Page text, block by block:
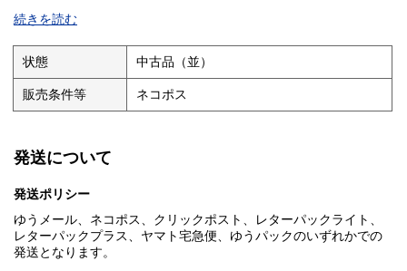
■I■注意事項■I■
クリーニングしておりません。ホコリや汚れは現状になります。
基本的にお振込を確認した翌日発送となりますが、土・日・祝日
お問い合わせの回答は当日に回答出来ない場合があり、翌日が
■I■キャンセル・返品について■I■
商品説明や注意事項に記載している内容に関する返品や返金には
一切お応え出来ません。
■I■落札後の取引について■I■
基本的にお振込を確認した翌日発送となりますが、土・日・祝日
続きを読む
状態 中古品（並）
販売条件等 ネコポス
発送について
発送ポリシー
ゆうメール、ネコポス、クリックポスト、レターパックライト、
レターパックプラス、ヤマト宅急便、ゆうパックのいずれかでの
発送となります。